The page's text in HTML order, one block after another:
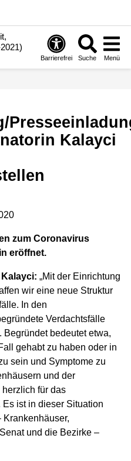
Barrierefrei Suche Menü
Kalayci
zum Coronavirus
eröffnet.
„Mit der Einrichtung
wir eine neue Struktur
In den
Verdachtsfälle
Begründet bedeutet etwa,
gehabt zu haben oder in
sein und Symptome zu
und der
für das
ist in dieser Situation
und die Bezirke –